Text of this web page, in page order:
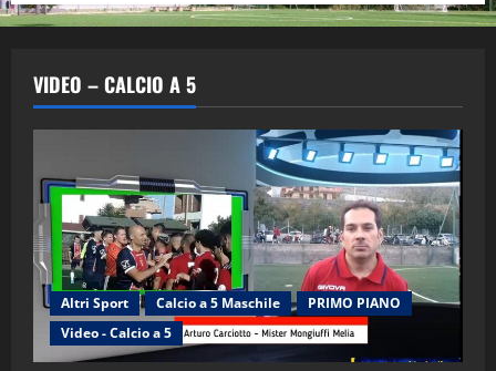
VIDEO – CALCIO A 5
Altri Sport Calcio a 5 Maschile
PRIMO PIANO
Video - Calcio a 5